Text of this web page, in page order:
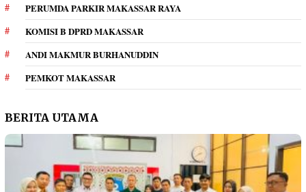
PERUMDA PARKIR MAKASSAR RAYA
KOMISI B DPRD MAKASSAR
ANDI MAKMUR BURHANUDDIN
PEMKOT MAKASSAR
BERITA UTAMA